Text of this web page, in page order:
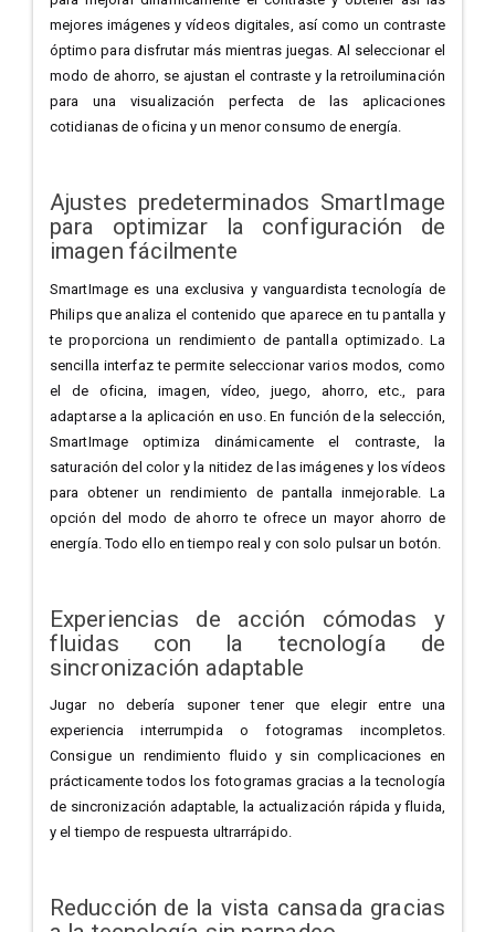
mejores imágenes y vídeos digitales, así como un contraste
óptimo para disfrutar más mientras juegas. Al seleccionar el
modo de ahorro, se ajustan el contraste y la retroiluminación
para una visualización perfecta de las aplicaciones
cotidianas de oficina y un menor consumo de energía.
Ajustes predeterminados SmartImage
para optimizar la configuración de
imagen fácilmente
SmartImage es una exclusiva y vanguardista tecnología de
Philips que analiza el contenido que aparece en tu pantalla y
te proporciona un rendimiento de pantalla optimizado. La
sencilla interfaz te permite seleccionar varios modos, como
el de oficina, imagen, vídeo, juego, ahorro, etc., para
adaptarse a la aplicación en uso. En función de la selección,
SmartImage optimiza dinámicamente el contraste, la
saturación del color y la nitidez de las imágenes y los vídeos
para obtener un rendimiento de pantalla inmejorable. La
opción del modo de ahorro te ofrece un mayor ahorro de
energía. Todo ello en tiempo real y con solo pulsar un botón.
Experiencias de acción cómodas y
fluidas con la tecnología de
sincronización adaptable
Jugar no debería suponer tener que elegir entre una
experiencia interrumpida o fotogramas incompletos.
Consigue un rendimiento fluido y sin complicaciones en
prácticamente todos los fotogramas gracias a la tecnología
de sincronización adaptable, la actualización rápida y fluida,
y el tiempo de respuesta ultrarrápido.
Reducción de la vista cansada gracias